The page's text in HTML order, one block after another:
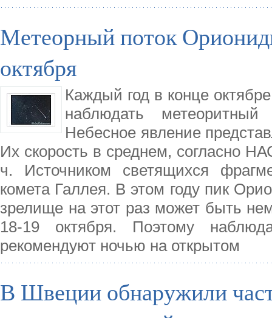
Метеорный поток
октября
Каждый год в конце
наблюдать
Небесное явление
Их скорость в среднем, согласно
ч. Источником светящихся
комета Галлея. В этом году пик
зрелище на этот раз может быть
18-19 октября. Поэтому
рекомендуют ночью на открытом
В Швеции обнаружили